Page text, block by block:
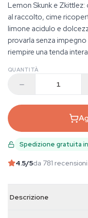
Lemon Skunk e Zkittlez:
al raccolto, cime
limone acidulo e
provarla senza
riempire una tenda
QUANTITÀ
Spedizione gratuita
4.5/5da 781 recensioni
Descrizione